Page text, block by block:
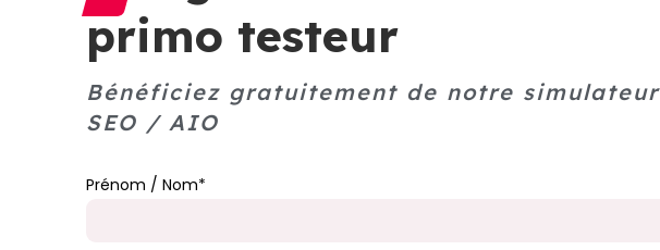
primo testeur
Bénéficiez gratuitement de notre simulateur
SEO / AIO
Prénom / Nom*